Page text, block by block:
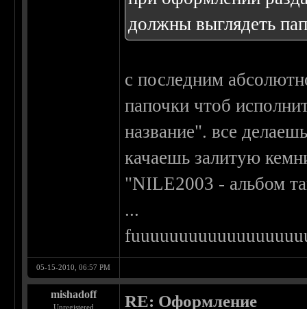
должны выглядеть
с последним
папочки чтоб
название". все
качаешь залитую
"NILE2003 - альбом
...
05-15-2010, 06:57 PM
mishadoff
Unregistered RE: Оформление